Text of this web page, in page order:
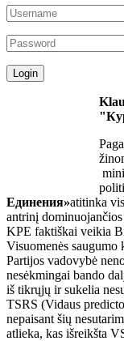
Единения»atitinka
antrinį
KPE faktiškai veikia
Visuomenės saugumo
Partijos vadovybė
nesėkmingai bando
iš tikrųjų ir sukelia
TSRS (Vidaus
nepaisant šių
atlieka, kas išreikšta